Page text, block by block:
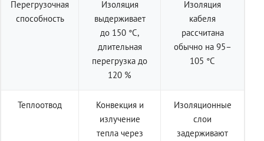
Перегрузочная
способность
Изоляция
выдерживает
до 150 °C,
длительная
перегрузка до
120 %
Изоляция
кабеля
рассчитана
обычно на 95–
105 °C
Теплоотвод
Конвекция и
излучение
тепла через
Изоляционные
слои
задерживают